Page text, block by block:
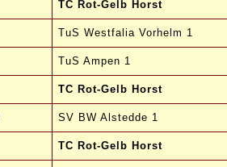
TC Rot-Gelb Horst
TuS Westfalia Vorhelm 1
TuS Ampen 1
TC Rot-Gelb Horst
SV BW Alstedde 1
TC Rot-Gelb Horst